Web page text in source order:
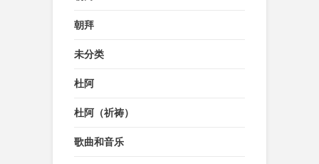
朝拜
未分类
杜阿
杜阿（祈祷）
歌曲和音乐